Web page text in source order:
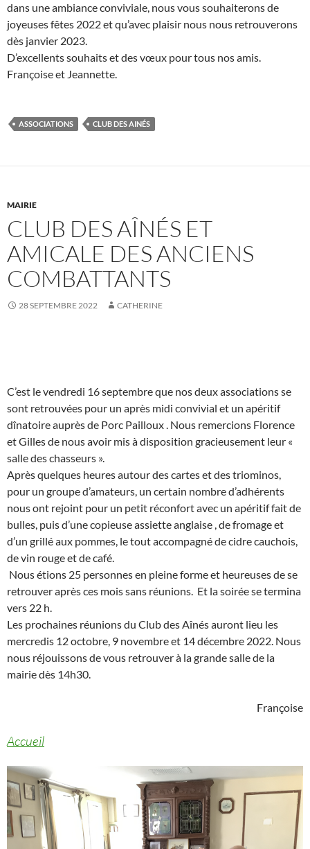
dans une ambiance conviviale, nous vous souhaiterons de
joyeuses fêtes 2022 et qu’avec plaisir nous nous retrouverons
dès janvier 2023.
D’excellents souhaits et des vœux pour tous nos amis.
Françoise et Jeannette.
ASSOCIATIONS CLUB DES AINÉS
MAIRIE
CLUB DES AÎNÉS ET
AMICALE DES ANCIENS
COMBATTANTS
28 SEPTEMBRE 2022 CATHERINE
C’est le vendredi 16 septembre que nos deux associations se
sont retrouvées pour un après midi convivial et un apéritif
dînatoire auprès de Porc Pailloux . Nous remercions Florence
et Gilles de nous avoir mis à disposition gracieusement leur «
salle des chasseurs ».
Après quelques heures autour des cartes et des triominos,
pour un groupe d’amateurs, un certain nombre d’adhérents
nous ont rejoint pour un petit réconfort avec un apéritif fait de
bulles, puis d’une copieuse assiette anglaise , de fromage et
d’un grillé aux pommes, le tout accompagné de cidre cauchois,
de vin rouge et de café.
Nous étions 25 personnes en pleine forme et heureuses de se
retrouver après ces mois sans réunions. Et la soirée se termina
vers 22 h.
Les prochaines réunions du Club des Aînés auront lieu les
mercredis 12 octobre, 9 novembre et 14 décembre 2022. Nous
nous réjouissons de vous retrouver à la grande salle de la
mairie dès 14h30.
Françoise
Accueil